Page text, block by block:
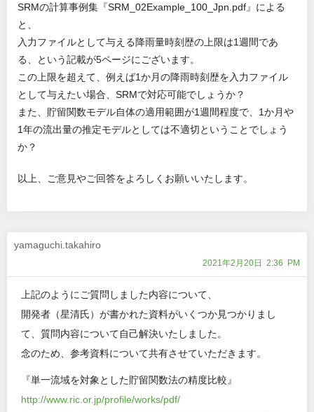
SRMの計算事例集『SRM_02Example_100_Jpn.pdf』による
と、
入力ファイルとして与える降雨量時刻歴の上限は1週間であ
る、という記載が5ページにございます。
この上限を超えて、例えば1か月の降雨時刻歴を入力ファイル
として与えたい場合、SRMで対応可能でしょうか？
また、貯留関数モデル自体の適用範囲が1週間程度で、1か月や
1年の流出量の推定モデルとしては不適切ということでしょう
か？
以上、ご意見やご回答をよろしくお願いいたします。
yamaguchi.takahiro
2021年2月20日 2:36 PM
上記のようにご質問しました内容について、
開発者（星清氏）が書かれた資料がいくつか見つかりまし
て、質問内容について自己解決いたしました。
念のため、参考資料について共有させていただきます。
『単一流域を対象とした貯留関数法の精度比較』
http://www.ric.or.jp/profile/works/pdf/